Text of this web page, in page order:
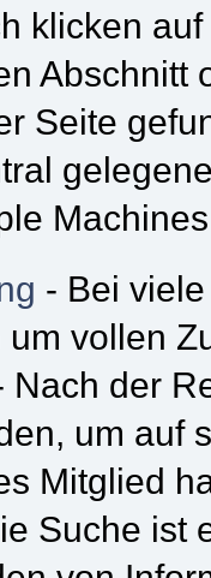
klicken
Abschnitt
Seite
- Bei
vollen
Nach der
um auf
Mitglied
Suche ist